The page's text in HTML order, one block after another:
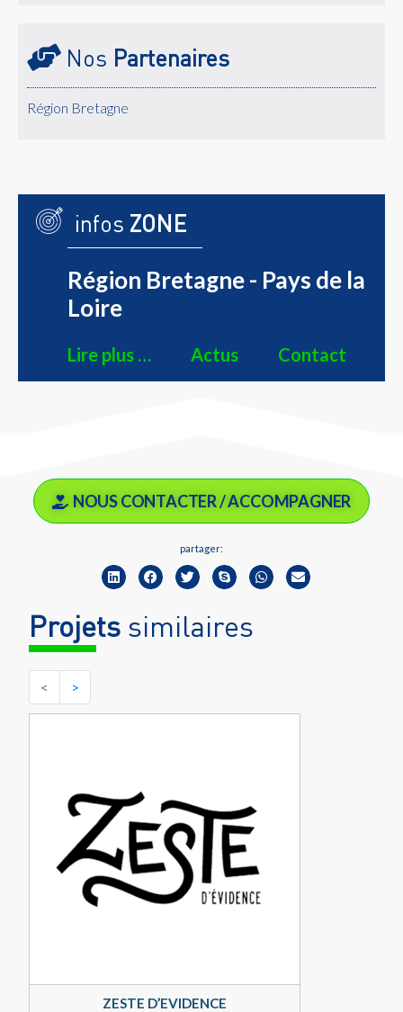
Nos Partenaires
Région Bretagne
infos ZONE
Région Bretagne - Pays de la
Loire
Lire plus … Actus Contact
NOUS CONTACTER / ACCOMPAGNER
partager:
Projets similaires
< >
ZESTE D’EVIDENCE